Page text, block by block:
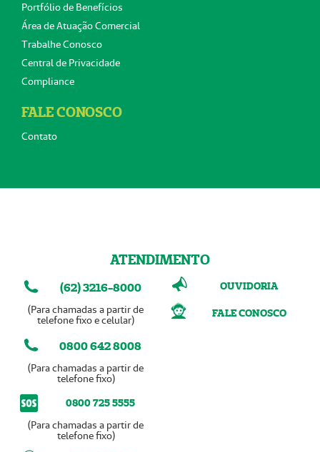
Portfólio de Benefícios
Área de Atuação Comercial
Trabalhe Conosco
Central de Privacidade
Compliance
FALE CONOSCO
Contato
ATENDIMENTO
(62) 3216-8000
(Para chamadas a partir de
telefone fixo e celular)
0800 642 8008
(Para chamadas a partir de
telefone fixo)
0800 725 5555
(Para chamadas a partir de
telefone fixo)
OUVIDORIA
FALE CONOSCO